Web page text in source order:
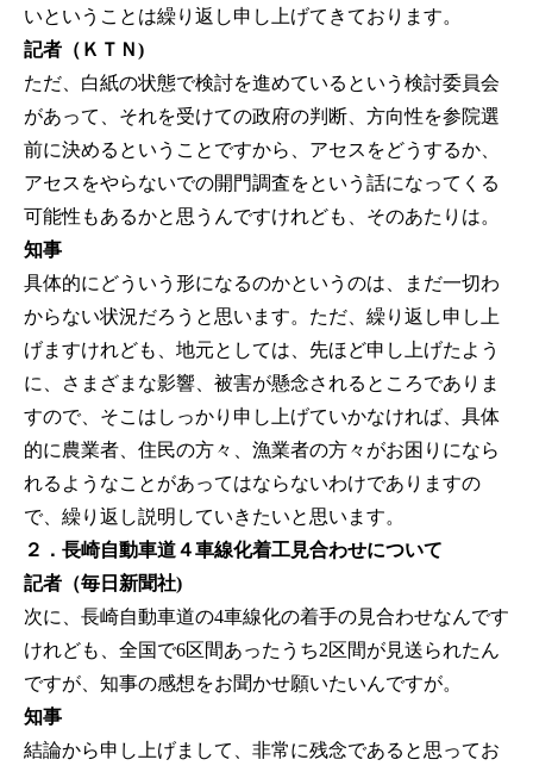
いということは繰り返し申し上げてきております。
記者（ＫＴＮ)
ただ、白紙の状態で検討を進めているという検討委員会
があって、それを受けての政府の判断、方向性を参院選
前に決めるということですから、アセスをどうするか、
アセスをやらないでの開門調査をという話になってくる
可能性もあるかと思うんですけれども、そのあたりは。
知事
具体的にどういう形になるのかというのは、まだ一切わ
からない状況だろうと思います。ただ、繰り返し申し上
げますけれども、地元としては、先ほど申し上げたよう
に、さまざまな影響、被害が懸念されるところでありま
すので、そこはしっかり申し上げていかなければ、具体
的に農業者、住民の方々、漁業者の方々がお困りになら
れるようなことがあってはならないわけでありますの
で、繰り返し説明していきたいと思います。
２．長崎自動車道４車線化着工見合わせについて
記者（毎日新聞社)
次に、長崎自動車道の4車線化の着手の見合わせなんです
けれども、全国で6区間あったうち2区間が見送られたん
ですが、知事の感想をお聞かせ願いたいんですが。
知事
結論から申し上げまして、非常に残念であると思ってお